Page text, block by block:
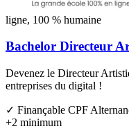
ligne, 100 % humaine
Bachelor Directeur
Devenez le Directeur
entreprises du digital !
✓ Finançable CPF
+2 minimum